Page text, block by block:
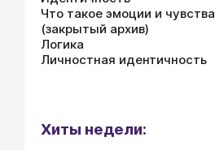
Что такое эмоции и чувства
(закрытый архив)
Логика
Личностная идентичность
Хиты недели: